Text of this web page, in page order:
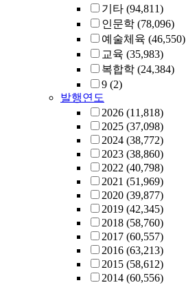
기타 (94,811)
인문학 (78,096)
예술체육 (46,550)
교육 (35,983)
복합학 (24,384)
9 (2)
발행연도
2026 (11,818)
2025 (37,098)
2024 (38,772)
2023 (38,860)
2022 (40,798)
2021 (51,969)
2020 (39,877)
2019 (42,345)
2018 (58,760)
2017 (60,557)
2016 (63,213)
2015 (58,612)
2014 (60,556)